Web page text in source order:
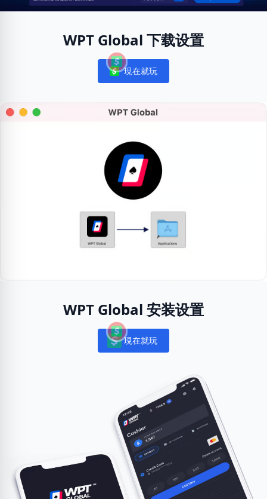
WPT Global 下载设置
Notifications
現在就玩
WPT Global 安装设置
Notifications
現在就玩